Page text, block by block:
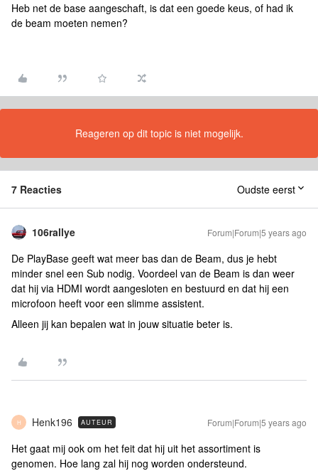
Heb net de base aangeschaft, is dat een goede keus, of had ik
de beam moeten nemen?
Reageren op dit topic is niet mogelijk.
7 Reacties Oudste eerst
106rallye Forum|Forum|5 years ago
De PlayBase geeft wat meer bas dan de Beam, dus je hebt
minder snel een Sub nodig. Voordeel van de Beam is dan weer
dat hij via HDMI wordt aangesloten en bestuurd en dat hij een
microfoon heeft voor een slimme assistent.
Alleen jij kan bepalen wat in jouw situatie beter is.
H Henk196 AUTEUR Forum|Forum|5 years ago
Het gaat mij ook om het feit dat hij uit het assortiment is
genomen. Hoe lang zal hij nog worden ondersteund.